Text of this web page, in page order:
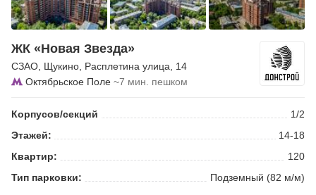
ЖК «Новая Звезда»
СЗАО Щукино Расплетина улица , 14
Октябрьское Поле ~7 мин. пешком
Корпусов/секций
1/2
Этажей:
14-18
Квартир:
120
Тип парковки:
Подземный (82 м/м)